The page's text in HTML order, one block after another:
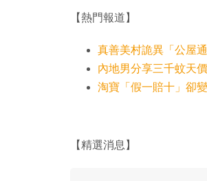
【熱門報道】
真善美村詭異「公屋
內地男分享三千蚊天
淘寶「假一賠十」卻
【精選消息】